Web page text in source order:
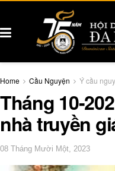
Home Cầu Nguyện Ý cầu
Tháng 10-
nhà truyền
08 Tháng Mười Một, 2023